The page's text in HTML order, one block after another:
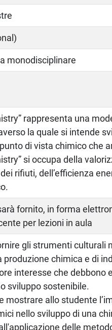
monodisciplinare
rappresenta una
la quale si intende
di vista chimico che
si occupa della
rifiuti, dell’efficienza
fornito, in forma
per lezioni in aula
gli strumenti culturali
produzione chimica e di
interesse che debbono
sviluppo sostenibile.
mostrare allo studente
nello sviluppo di una
delle